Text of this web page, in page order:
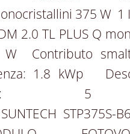
375 W 1
2.0 TL PLUS Q
Contributo
1.8 kWp
5
STP375S-